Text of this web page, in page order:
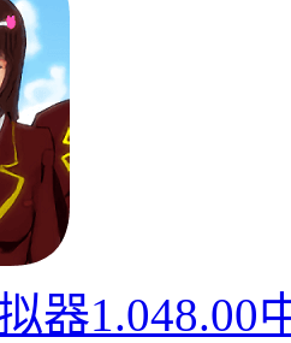
器1.048.00